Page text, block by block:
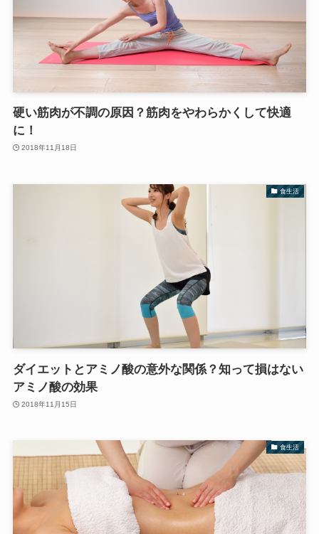
硬い筋肉が不調の原因？筋肉をやわらかくして快適
に！
2018年11月18日
食生活
ダイエットとアミノ酸の意外な関係？知って損はない
アミノ酸の効果
2018年11月15日
食生活